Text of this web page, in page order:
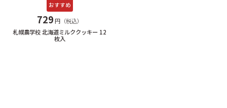
おすすめ
729円（税込）
札幌農学校 北海道ミルククッキー 12
枚入